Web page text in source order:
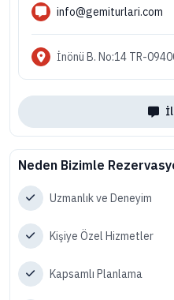
info@gemiturlari.com
İnönü B. No:14 TR-
Neden Bizimle
Uzmanlık ve Deneyim
Kişiye Özel Hizmetler
Kapsamlı Planlama